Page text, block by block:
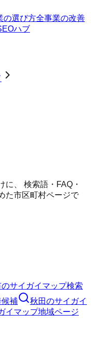
の選び方全事業の改善
ハブ
に、 検索語・FAQ・
た市区町村ページで
のサイガイマップ検索
補
秋田のサイガイ
イマップ地域ページ